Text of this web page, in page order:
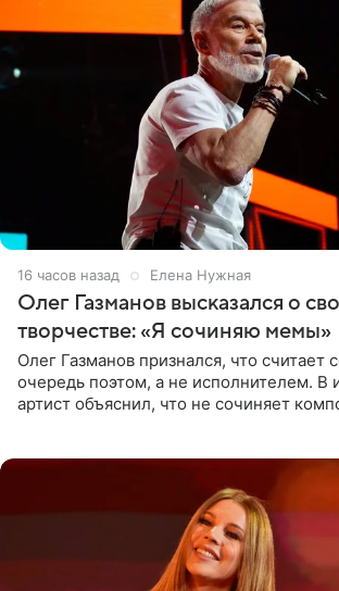
16 часов назад Елена Нужная
Олег Газманов высказался о
творчестве: «Я сочиняю мемы»
Олег Газманов признался, что считает
очередь поэтом, а не исполнителем. В
артист объяснил, что не сочиняет